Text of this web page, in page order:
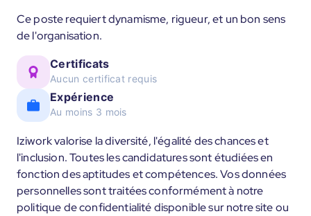
Ce poste requiert dynamisme, rigueur, et un bon sens
de l'organisation.
Certificats
Aucun certificat requis
Expérience
Au moins 3 mois
Iziwork valorise la diversité, l'égalité des chances et
l'inclusion. Toutes les candidatures sont étudiées en
fonction des aptitudes et compétences. Vos données
personnelles sont traitées conformément à notre
politique de confidentialité disponible sur notre site ou